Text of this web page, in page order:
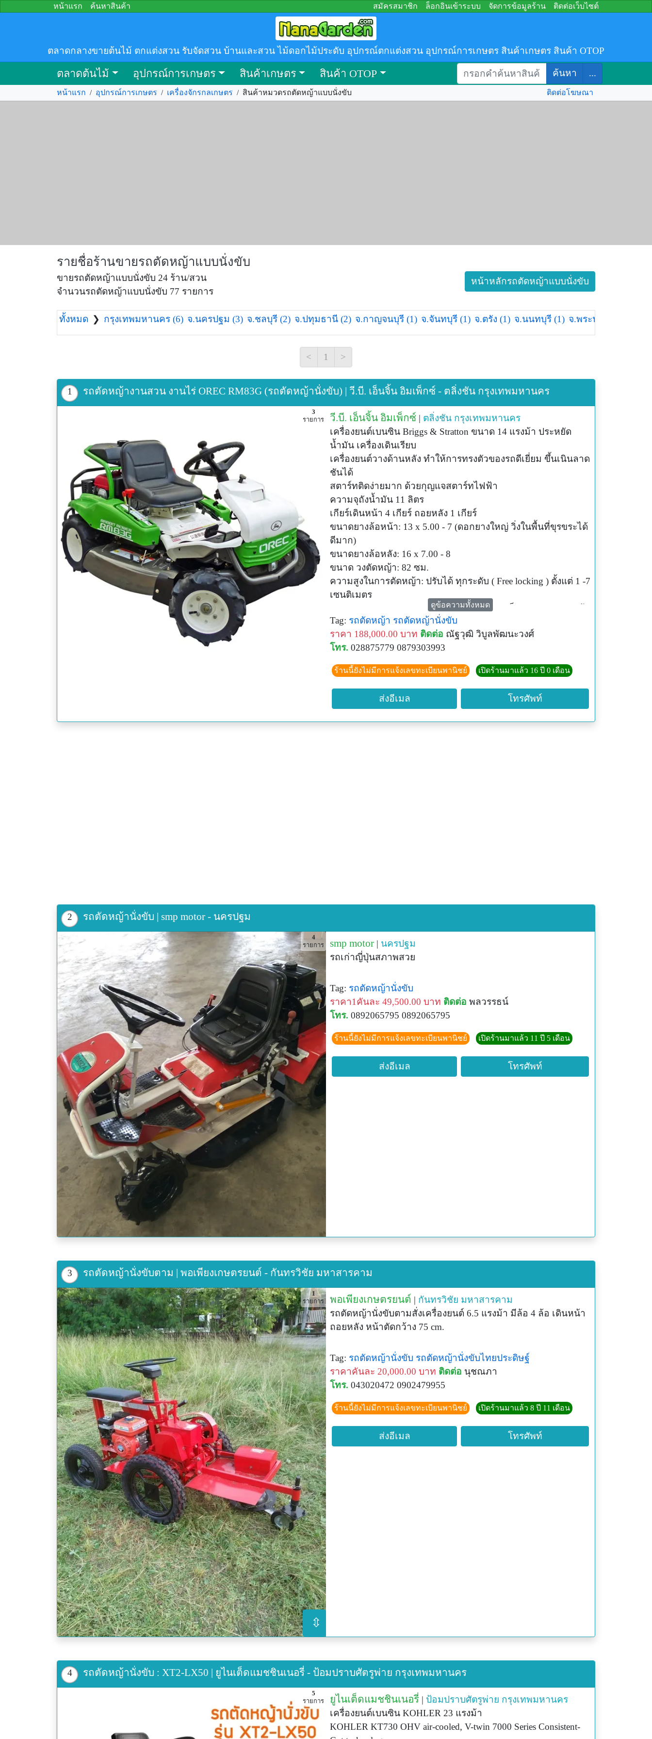
หน้าแรก ค้นหาสินค้า สมัครสมาชิก ล็อกอินเข้าระบบ จัดการข้อมูลร้าน ติดต่อเว็บไซต์
ตลาดกลางขายต้นไม้ ตกแต่งสวน รับจัดสวน บ้านและสวน ไม้ดอกไม้ประดับ อุปกรณ์ตกแต่งสวน อุปกรณ์การเกษตร สินค้าเกษตร สินค้า OTOP
ตลาดต้นไม้ อุปกรณ์การเกษตร สินค้าเกษตร สินค้า OTOP ค้นหา ...
หน้าแรก / อุปกรณ์การเกษตร / เครื่องจักรกลเกษตร / สินค้าหมวดรถตัดหญ้าแบบนั่งขับ ติดต่อโฆษณา
รายชื่อร้านขายรถตัดหญ้าแบบนั่งขับ
ขายรถตัดหญ้าแบบนั่งขับ 24 ร้าน/สวน
จำนวนรถตัดหญ้าแบบนั่งขับ 77 รายการ
หน้าหลักรถตัดหญ้าแบบนั่งขับ
ทั้งหมด ❯ กรุงเทพมหานคร (6) จ.นครปฐม (3) จ.ชลบุรี (2) จ.ปทุมธานี (2) จ.กาญจนบุรี (1) จ.จันทบุรี (1) จ.ตรัง (1) จ.นนทบุรี (1) จ.พระนครศรีอยุธยา
< 1 >
1 รถตัดหญ้างานสวน งานไร่ OREC RM83G (รถตัดหญ้านั่งขับ) | วี.บี. เอ็นจิ้น อิมเพ็กซ์ - ตลิ่งชัน กรุงเทพมหานคร
3
รายการ
วี.บี. เอ็นจิ้น อิมเพ็กซ์ | ตลิ่งชัน กรุงเทพมหานคร
เครื่องยนต์เบนซิน Briggs & Stratton ขนาด 14 แรงม้า ประหยัด
น้ำมัน เครื่องเดินเรียบ
เครื่องยนต์วางด้านหลัง ทำให้การทรงตัวของรถดีเยี่ยม ขึ้นเนินลาด
ชันได้
สตาร์ทติดง่ายมาก ด้วยกุญแจสตาร์ทไฟฟ้า
ความจุถังน้ำมัน 11 ลิตร
เกียร์เดินหน้า 4 เกียร์ ถอยหลัง 1 เกียร์
ขนาดยางล้อหน้า: 13 x 5.00 - 7 (ดอกยางใหญ่ วิ่งในพื้นที่ขุรขระได้
ดีมาก)
ขนาดยางล้อหลัง: 16 x 7.00 - 8
ขนาด วงตัดหญ้า: 82 ซม.
ความสูงในการตัดหญ้า: ปรับได้ ทุกระดับ ( Free locking ) ตั้งแต่ 1 -7
เซนติเมตร
ขนาด (L x W x H): 177 x 99 x 87 cm ( ขนาดเล็ก คล่องตัว ตัดหญ้า
ได้ง่าย แม้อยู่ ชิดกำแพง หรือ ต้นไม้ )
น้ำหนัก 240 กก.
สินค้ารับประกัน 1 ปี
สอบถามเพิ่มเติม 087-930-3993
Line ID : vbengine
ดูข้อความทั้งหมด
Tag: รถตัดหญ้า รถตัดหญ้านั่งขับ
ราคา 188,000.00 บาท ติดต่อ ณัฐวุฒิ วิบูลพัฒนะวงศ์
โทร. 028875779 0879303993
ร้านนี้ยังไม่มีการแจ้งเลขทะเบียนพานิชย์ เปิดร้านมาแล้ว 16 ปี 0 เดือน
ส่งอีเมล โทรศัพท์
2 รถตัดหญ้านั่งขับ | smp motor - นครปฐม
4
รายการ
smp motor | นครปฐม
รถเก่าญี่ปุ่นสภาพสวย
Tag: รถตัดหญ้านั่งขับ
ราคา1คันละ 49,500.00 บาท ติดต่อ พลวรรธน์
โทร. 0892065795 0892065795
ร้านนี้ยังไม่มีการแจ้งเลขทะเบียนพานิชย์ เปิดร้านมาแล้ว 11 ปี 5 เดือน
ส่งอีเมล โทรศัพท์
3 รถตัดหญ้านั่งขับตาม | พอเพียงเกษตรยนต์ - กันทรวิชัย มหาสารคาม
⇳
1
รายการ
พอเพียงเกษตรยนต์ | กันทรวิชัย มหาสารคาม
รถตัดหญ้านั่งขับตามสั่งเครื่องยนต์ 6.5 แรงม้า มีล้อ 4 ล้อ เดินหน้า
ถอยหลัง หน้าตัดกว้าง 75 cm.
Tag: รถตัดหญ้านั่งขับ รถตัดหญ้านั่งขับไทยประดิษฐ์
ราคาคันละ 20,000.00 บาท ติดต่อ นุชณภา
โทร. 043020472 0902479955
ร้านนี้ยังไม่มีการแจ้งเลขทะเบียนพานิชย์ เปิดร้านมาแล้ว 8 ปี 11 เดือน
ส่งอีเมล โทรศัพท์
4 รถตัดหญ้านั่งขับ : XT2-LX50 | ยูไนเต็ดแมชชินเนอรี่ - ป้อมปราบศัตรูพ่าย กรุงเทพมหานคร
5
รายการ
ยูไนเต็ดแมชชินเนอรี่ | ป้อมปราบศัตรูพ่าย กรุงเทพมหานคร
เครื่องยนต์เบนซิน KOHLER 23 แรงม้า
KOHLER KT730 OHV air-cooled, V-twin 7000 Series Consistent-